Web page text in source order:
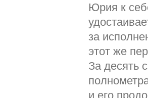
Юрия к
за
этот же
За десять
и его